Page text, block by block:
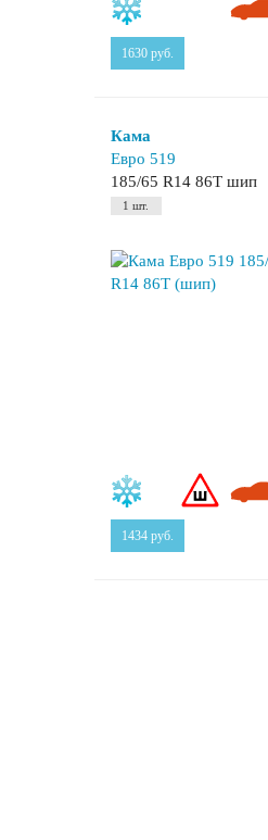
1630 руб.
Кама
Евро 519
185/65 R14 86T шип
1 шт.
1434 руб.